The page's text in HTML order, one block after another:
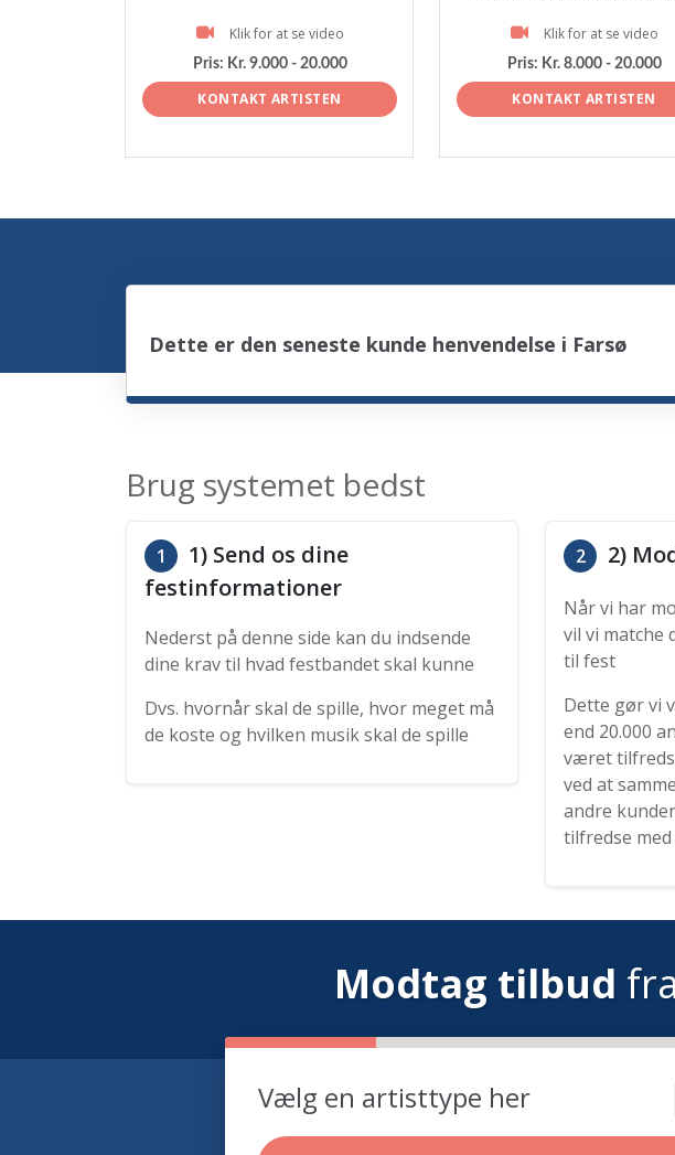
Klik for at se video
Pris: Kr. 9.000 - 20.000
KONTAKT ARTISTEN
Klik for at se video
Pris: Kr. 8.000 - 20.000
KONTAKT ARTISTEN
Dette er den seneste kunde henvendelse i Farsø
Brug systemet bedst
1
1) Send os dine
festinformationer
Nederst på denne side kan du indsende
dine krav til hvad festbandet skal kunne
Dvs. hvornår skal de spille, hvor meget må
de koste og hvilken musik skal de spille
2 2)
Når vi har
vil vi matche
til fest
Dette gør vi
end 20.000
været
ved at
andre
tilfredse
Modtag tilbud
Vælg en artisttype her